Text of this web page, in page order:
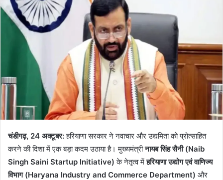
चंडीगढ़, 24 अक्टूबर:हरियाणा सरकार ने नवाचार और उद्यमिता को प्रोत्साहित
करने की दिशा में एक बड़ा कदम उठाया है। मुख्यमंत्रीनायब सिंह सैनी (Naib
Singh Saini Startup Initiative) के नेतृत्व मेंहरियाणा उद्योग एवं वाणिज्य
विभाग (Haryana Industry and Commerce Department) और